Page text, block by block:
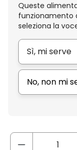
Queste
funzionamento
seleziona la
Sì, mi serve
No, non mi